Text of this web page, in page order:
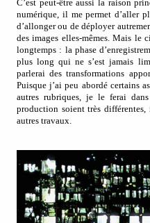
C’est peut-être aussi la raison
numérique, il me permet d’aller
d’allonger ou de déployer
des images elles-mêmes. Mais le
longtemps : la phase
plus long qui ne s’est jamais
parlerai des transformations
Puisque j’ai peu abordé certains
autres rubriques, je le ferai
production soient très
autres travaux.